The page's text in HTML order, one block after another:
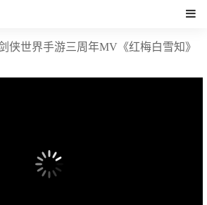
侠世界手游三周年MV《红梅白雪知》